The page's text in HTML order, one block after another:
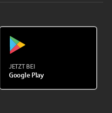
JETZT BEI
Google Play